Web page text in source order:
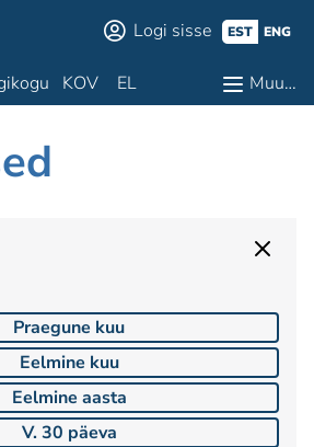
Logi sisse EST ENG
KOV EL Muu…
Praegune kuu
Eelmine kuu
Eelmine aasta
V. 30 päeva